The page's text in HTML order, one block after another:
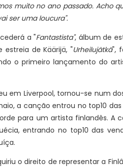
muito no ano passado. Acho
ser uma loucura".
a "Fantastista", álbum de
estreia de Käärijä, "Urheilujätkä",
o primeiro lançamento do
em Liverpool, tornou-se num
a canção entrou no top10 das
para um artista finlandês. A
entrando no top10 das
o direito de representar a